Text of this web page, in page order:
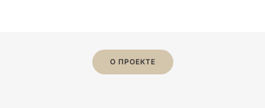
О ПРОЕКТЕ